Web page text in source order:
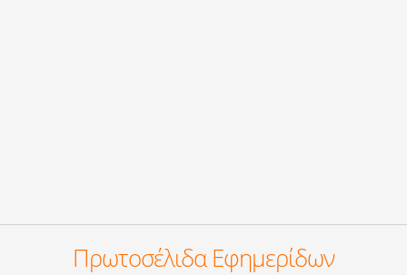
Πρωτοσέλιδα Εφημερίδων